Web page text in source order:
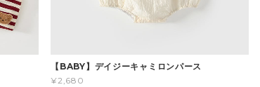
【BABY】デイジーキャミロンパース
¥2,680